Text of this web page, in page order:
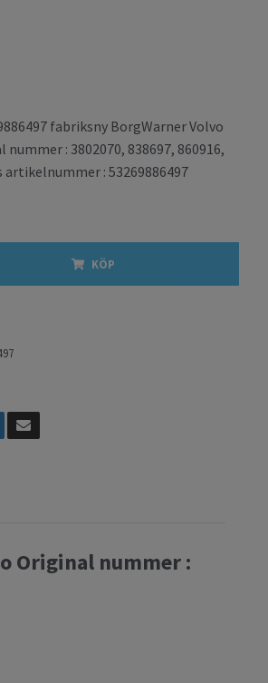
fabriksny BorgWarner Volvo
: 3802070, 838697, 860916,
: 53269886497
KÖP
Original nummer :